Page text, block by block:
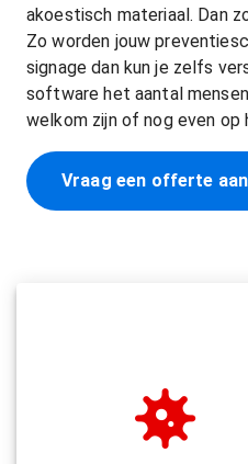
akoestisch materiaal. Dan
Zo worden jouw
signage dan kun je zelfs
software het aantal
welkom zijn of nog even
Vraag een offerte aan